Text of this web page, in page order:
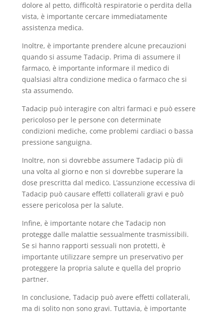
dolore al petto, difficoltà respiratorie o perdita della
vista, è importante cercare immediatamente
assistenza medica.
Inoltre, è importante prendere alcune precauzioni
quando si assume Tadacip. Prima di assumere il
farmaco, è importante informare il medico di
qualsiasi altra condizione medica o farmaco che si
sta assumendo.
Tadacip può interagire con altri farmaci e può essere
pericoloso per le persone con determinate
condizioni mediche, come problemi cardiaci o bassa
pressione sanguigna.
Inoltre, non si dovrebbe assumere Tadacip più di
una volta al giorno e non si dovrebbe superare la
dose prescritta dal medico. L’assunzione eccessiva di
Tadacip può causare effetti collaterali gravi e può
essere pericolosa per la salute.
Infine, è importante notare che Tadacip non
protegge dalle malattie sessualmente trasmissibili.
Se si hanno rapporti sessuali non protetti, è
importante utilizzare sempre un preservativo per
proteggere la propria salute e quella del proprio
partner.
In conclusione, Tadacip può avere effetti collaterali,
ma di solito non sono gravi. Tuttavia, è importante